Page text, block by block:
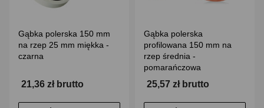
Gąbka polerska 150 mm
na rzep 25 mm miękka -
czarna
21,36 zł brutto
Gąbka polerska
profilowana 150 mm na
rzep średnia -
pomarańczowa
25,57 zł brutto